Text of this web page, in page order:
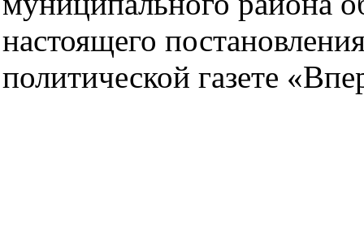
настоящего
политической газете